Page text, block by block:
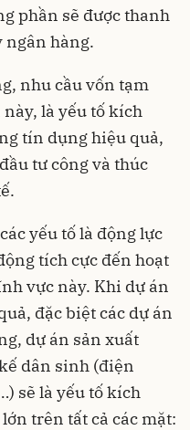
phần sẽ được thanh
ngân hàng.
nhu cầu vốn tạm
là yếu tố kích
tín dụng hiệu quả,
tư công và thúc
yếu tố là động lực
tích cực đến hoạt
vực này. Khi dự án
đặc biệt các dự án
dự án sản xuất
dân sinh (điện
sẽ là yếu tố kích
trên tất cả các mặt: